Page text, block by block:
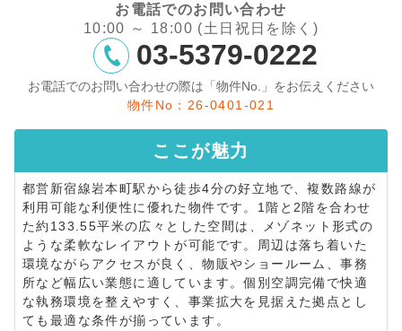
お電話でのお問い合わせ
10:00 ～ 18:00 (土日祝日を除く)
03-5379-0222
お電話でのお問い合わせの際は「物件No.」をお伝えください
物件No：26-0401-021
ここが魅力
都営新宿線岩本町駅から徒歩4分の好立地で、複数路線が
利用可能な利便性に優れた物件です。1階と2階を合わせ
た約133.55平米の広々とした空間は、メゾネット形式の
ような柔軟なレイアウトが可能です。周辺は落ち着いた
環境ながらアクセスが良く、物販やショールーム、事務
所など幅広い業態に適しています。個別空調完備で快適
な執務環境を整えやすく、事業拡大を見据えた拠点とし
ても最適な条件が揃っています。